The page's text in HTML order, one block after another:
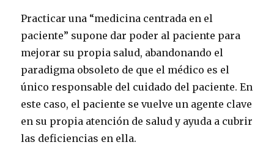
Practicar una “medicina centrada en el
paciente” supone dar poder al paciente para
mejorar su propia salud, abandonando el
paradigma obsoleto de que el médico es el
único responsable del cuidado del paciente. En
este caso, el paciente se vuelve un agente clave
en su propia atención de salud y ayuda a cubrir
las deficiencias en ella.